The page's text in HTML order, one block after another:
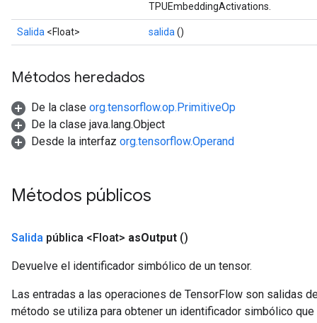
TPUEmbeddingActivations.
Salida <Float> salida ()
Métodos heredados
De la clase org.tensorflow.op.PrimitiveOp
De la clase java.lang.Object
Desde la interfaz org.tensorflow.Operand
Métodos públicos
Salida pública <Float> asOutput ()
Devuelve el identificador simbólico de un tensor.
Las entradas a las operaciones de TensorFlow son salidas
método se utiliza para obtener un identificador simbólico